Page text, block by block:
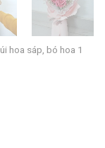
hoa sáp, bó hoa 1